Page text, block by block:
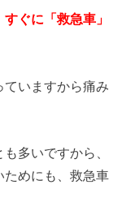
すぐに「救急車」
いますから痛み
多いですから、
ためにも、救急車